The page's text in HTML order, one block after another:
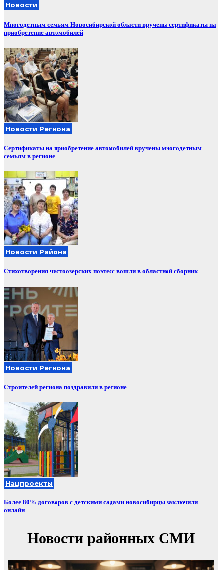
Новости
Многодетным семьям Новосибирской области вручены сертификаты на
приобретение автомобилей
Новости Региона
Сертификаты на приобретение автомобилей вручены многодетным
семьям в регионе
Новости Района
Стихотворения чистоозерских поэтесс вошли в областной сборник
Новости Региона
Строителей региона поздравили в регионе
Нацпроекты
Более 80% договоров с детскими садами новосибирцы заключили
онлайн